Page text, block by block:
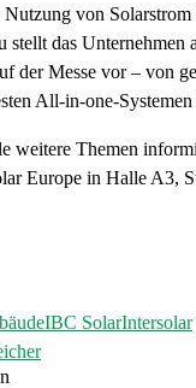
von
stellt das Unternehmen
der Messe vor – von
All-in-one-
weitere Themen
Europe in Halle A3,
IBC SolarIntersolar